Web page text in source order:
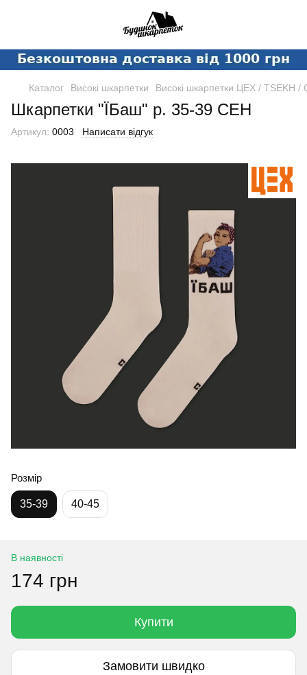
Каталог Високі шкарпетки Високі шкарпетки ЦЕХ / TSEKH /
Шкарпетки "ЇБаш" р. 35-39 CEH
Артикул: 0003 Написати відгук
Розмір
35-39 40-45
В наявності
174 грн
Купити
Замовити швидко